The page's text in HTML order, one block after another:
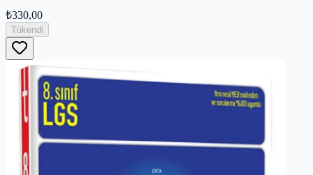
₺330,00
Tükendi